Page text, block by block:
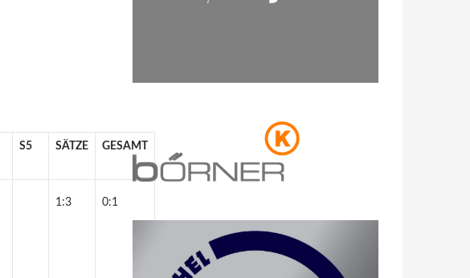
S5 SÄTZE GESAMT
1:3 0:1